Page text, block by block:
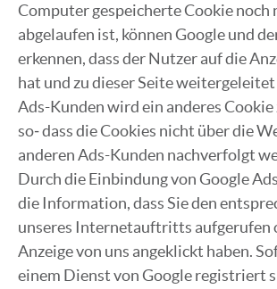
Computer gespeicherte Cookie noch
abgelaufen ist, können Google und
erkennen, dass der Nutzer auf die
hat und zu dieser Seite
Ads-Kunden wird ein anderes
so‐ dass die Cookies nicht über die
anderen Ads-Kunden nachverfolgt
Durch die Einbindung von Google
die Information, dass Sie den
unseres Internetauftritts aufgerufen
Anzeige von uns angeklickt haben.
einem Dienst von Google registriert